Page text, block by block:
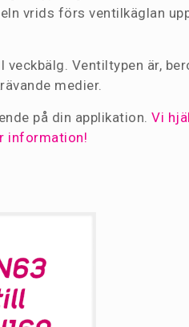
vrids förs ventilkäglan
Ventiltypen är,
medier.
på din applikation.Vi
information!